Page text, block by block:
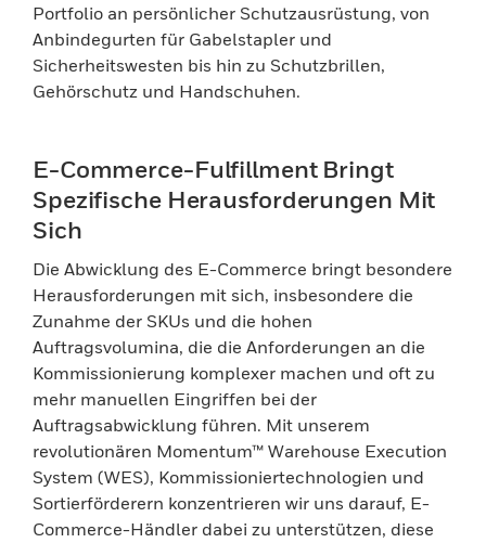
Portfolio an persönlicher Schutzausrüstung, von
Anbindegurten für Gabelstapler und
Sicherheitswesten bis hin zu Schutzbrillen,
Gehörschutz und Handschuhen.
E-Commerce-Fulfillment Bringt
Spezifische Herausforderungen Mit
Sich
Die Abwicklung des E-Commerce bringt besondere
Herausforderungen mit sich, insbesondere die
Zunahme der SKUs und die hohen
Auftragsvolumina, die die Anforderungen an die
Kommissionierung komplexer machen und oft zu
mehr manuellen Eingriffen bei der
Auftragsabwicklung führen. Mit unserem
revolutionären Momentum™ Warehouse Execution
System (WES), Kommissioniertechnologien und
Sortierförderern konzentrieren wir uns darauf, E-
Commerce-Händler dabei zu unterstützen, diese